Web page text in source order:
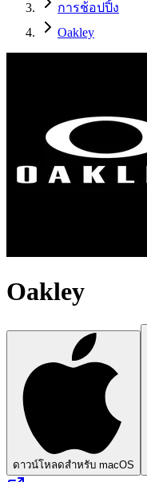
การช้อปปิ้ง
Oakley
Oakley
ดาวน์โหลดสำหรับ macOS